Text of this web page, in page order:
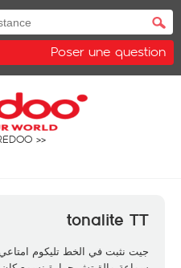
Poser une question
tonalite TT